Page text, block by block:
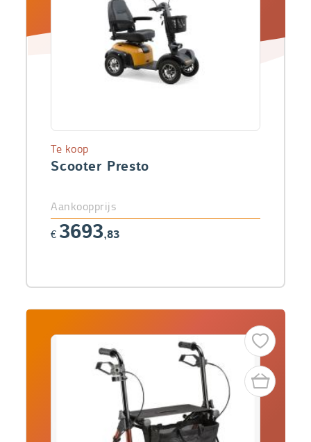
Scooter Presto
Te koop
Aankoopprijs
€ 3693,83